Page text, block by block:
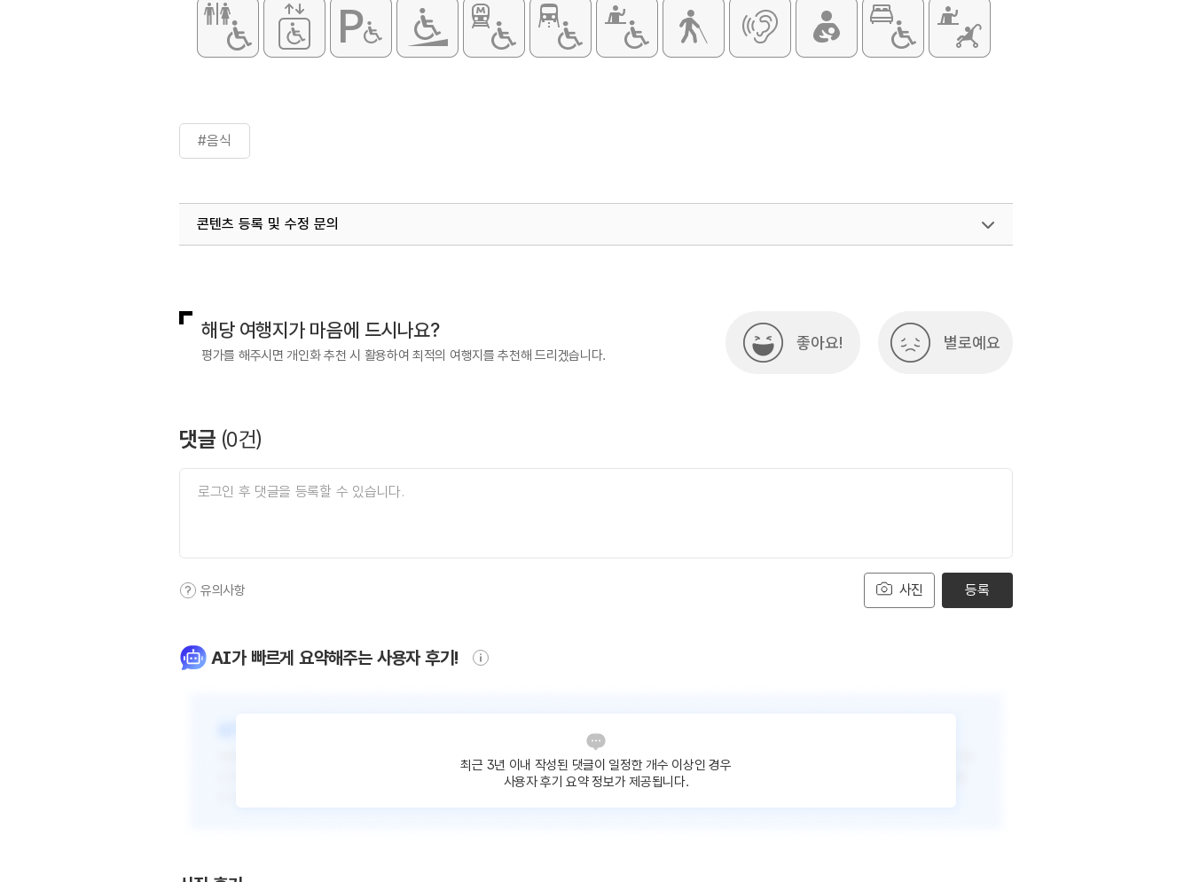
#음식
콘텐츠 등록 및 수정 문의
해당 여행지가 마음에 드시나요?
평가를 해주시면 개인화 추천 시 활용하여 최적의 여행지를 추천해 드리겠습니다.
좋아요! 별로예요
댓글 (0건)
사진
유의사항 등록
AI가 빠르게 요약해주는 사용자 후기!
최근 3년 이내 작성된 댓글이 일정한 개수 이상인 경우
사용자 후기 요약 정보가 제공됩니다.